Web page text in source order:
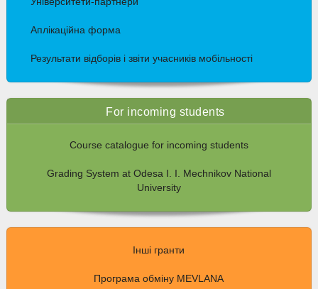
Аплікаційна форма
Результати відборів і звіти учасників мобільності
For incoming students
Course catalogue for incoming students
Grading System at Odesa I. I. Mechnikov National
University
Інші гранти
Програма обміну MEVLANA